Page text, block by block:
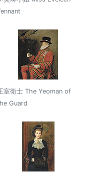
室衛士 The Yeoman of
Guard